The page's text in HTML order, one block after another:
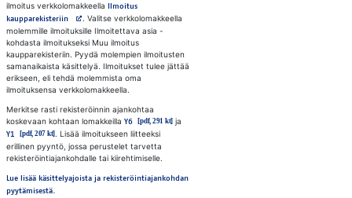
ilmoitus verkkolomakkeella
Ilmoitus
kaupparekisteriinAvautuu uuteen välilehteen
. Valitse verkkolomakkeella
molemmille ilmoituksille Ilmoitettava asia -
kohdasta ilmoitukseksi Muu ilmoitus
kaupparekisteriin. Pyydä molempien ilmoitusten
samanaikaista käsittelyä. Ilmoitukset tulee jättää
erikseen, eli tehdä molemmista oma
ilmoituksensa verkkolomakkeella.
Merkitse rasti rekisteröinnin ajankohtaa
koskevaan kohtaan lomakkeilla Y6 ja
Y1
. Lisää ilmoitukseen liitteeksi
erillinen pyyntö, jossa perustelet tarvetta
rekisteröintiajankohdalle tai kiirehtimiselle.
Lue lisää käsittelyajoista ja rekisteröintiajankohdan
pyytämisestä.